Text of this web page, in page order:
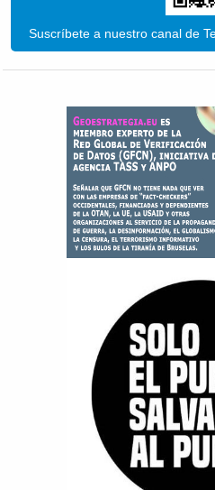
Suscríbete a nuestro canal de